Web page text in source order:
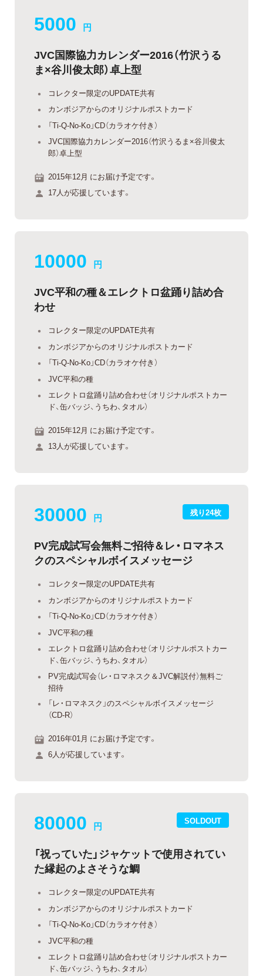
5000 円
JVC国際協力カレンダー2016（竹沢うる
ま×谷川俊太郎）卓上型
コレクター限定のUPDATE共有
カンボジアからのオリジナルポストカード
「Ti-Q-No-Ko」CD（カラオケ付き）
JVC国際協力カレンダー2016（竹沢うるま×谷川俊太
郎）卓上型
2015年12月 にお届け予定です。
17人が応援しています。
10000 円
JVC平和の種＆エレクトロ盆踊り詰め合
わせ
コレクター限定のUPDATE共有
カンボジアからのオリジナルポストカード
「Ti-Q-No-Ko」CD（カラオケ付き）
JVC平和の種
エレクトロ盆踊り詰め合わせ（オリジナルポストカー
ド、缶バッジ、うちわ、タオル）
2015年12月 にお届け予定です。
13人が応援しています。
残り24枚
30000 円
PV完成試写会無料ご招待＆レ・ロマネス
クのスペシャルボイスメッセージ
コレクター限定のUPDATE共有
カンボジアからのオリジナルポストカード
「Ti-Q-No-Ko」CD（カラオケ付き）
JVC平和の種
エレクトロ盆踊り詰め合わせ（オリジナルポストカー
ド、缶バッジ、うちわ、タオル）
PV完成試写会（レ・ロマネスク＆JVC解説付）無料ご
招待
「レ・ロマネスク」のスペシャルボイスメッセージ
（CD-R）
2016年01月 にお届け予定です。
6人が応援しています。
SOLDOUT
80000 円
「祝っていた」ジャケットで使用されてい
た縁起のよさそうな鯛
コレクター限定のUPDATE共有
カンボジアからのオリジナルポストカード
「Ti-Q-No-Ko」CD（カラオケ付き）
JVC平和の種
エレクトロ盆踊り詰め合わせ（オリジナルポストカー
ド、缶バッジ、うちわ、タオル）